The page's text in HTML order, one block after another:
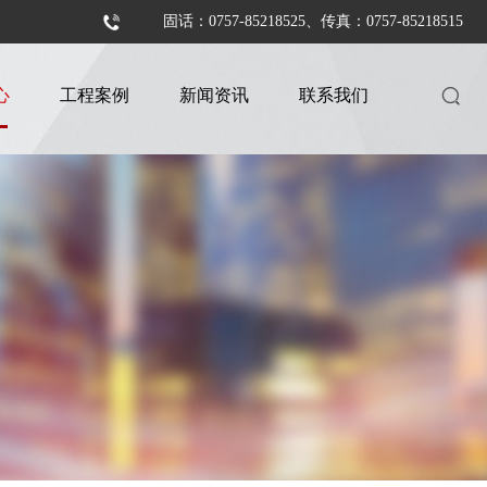
固话：0757-85218525、传真：0757-85218515
工程案例 新闻资讯 联系我们